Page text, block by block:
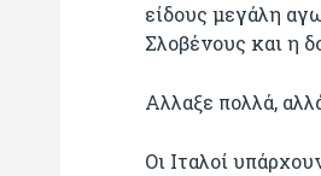
είδους μεγάλη
Σλοβένους και η
Αλλαξε πολλά,
Οι Ιταλοί